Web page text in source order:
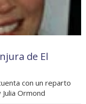
de El
con un reparto
Ormond